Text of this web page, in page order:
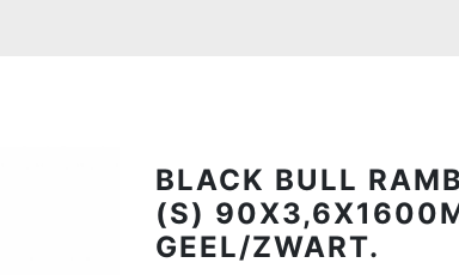
BLACK BULL
(S)
GEEL/ZWART.